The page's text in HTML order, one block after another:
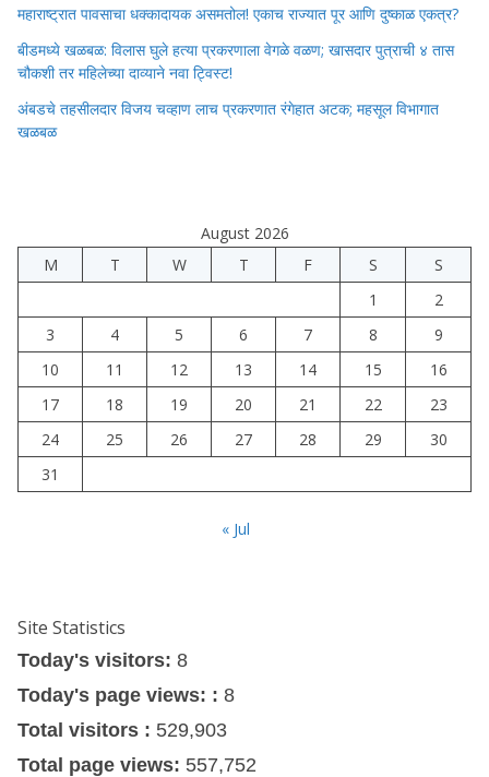
महाराष्ट्रात पावसाचा धक्कादायक असमतोल! एकाच राज्यात पूर आणि दुष्काळ एकत्र?
बीडमध्ये खळबळ: विलास घुले हत्या प्रकरणाला वेगळे वळण; खासदार पुत्राची ४ तास
चौकशी तर महिलेच्या दाव्याने नवा ट्विस्ट!
अंबडचे तहसीलदार विजय चव्हाण लाच प्रकरणात रंगेहात अटक; महसूल विभागात
खळबळ
August 2026
M
T W T F S
S
1
2
3
4 5 6 7 8
9
10
11 12 13 14 15
16
17
18 19 20 21 22
23
24
25 26 27 28 29
30
31
« Jul
Site Statistics
Today's visitors: 8
Today's page views: : 8
Total visitors : 529,903
Total page views: 557,752